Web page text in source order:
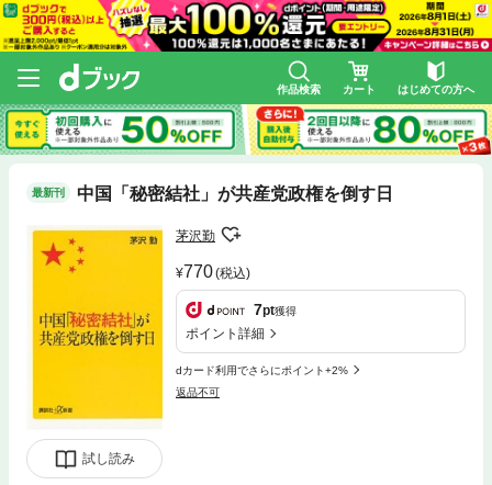
作品検索 カート はじめての方へ
最新刊 中国「秘密結社」が共産党政権を倒す日
試し読み
茅沢勤
770(税込)
7pt獲得
ポイント詳細
dカード利用でさらにポイント+2%
返品不可